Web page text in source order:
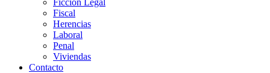
Ficción Legal
Fiscal
Herencias
Laboral
Penal
Viviendas
Contacto